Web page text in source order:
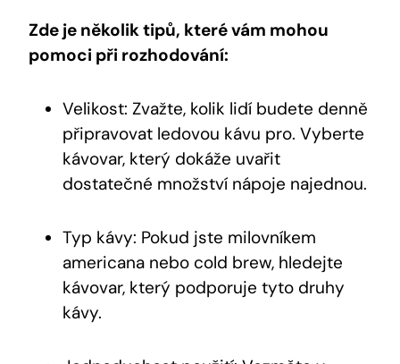
Zde je několik tipů, které vám mohou
pomoci při rozhodování:
Velikost: Zvažte, kolik lidí budete denně
připravovat ledovou kávu pro. Vyberte
kávovar, který dokáže uvařit
dostatečné množství nápoje najednou.
Typ kávy: Pokud jste milovníkem
americana nebo cold brew, hledejte
kávovar, který podporuje tyto druhy
kávy.